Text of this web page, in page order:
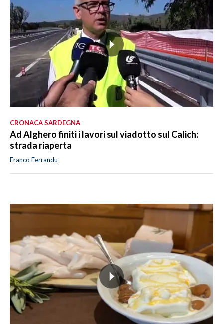
CRONACA SARDEGNA
Ad Alghero finiti i lavori sul viadotto sul Calich:
strada riaperta
Franco Ferrandu